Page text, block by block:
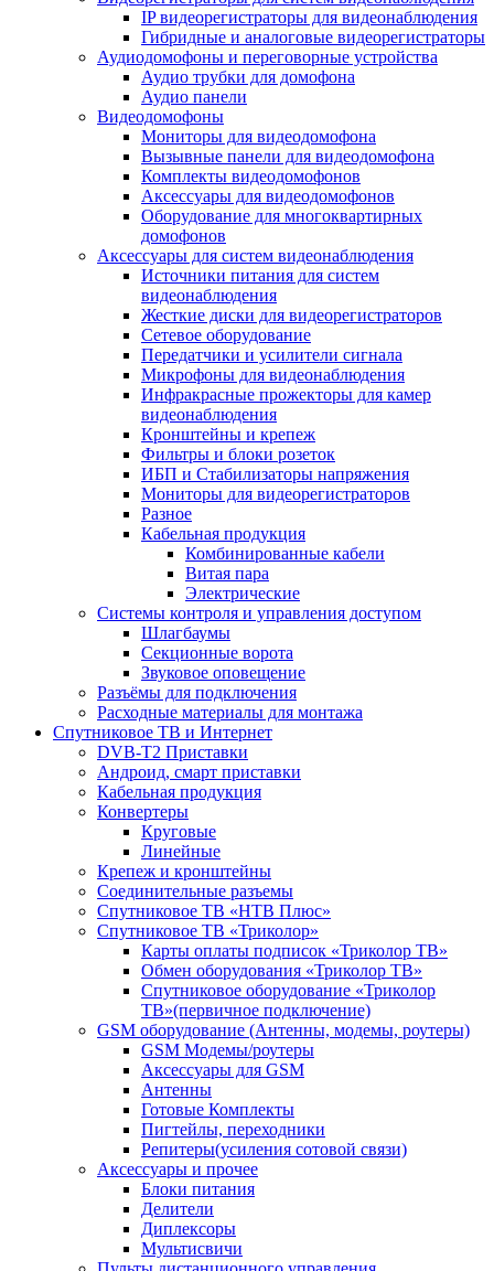
IP видеорегистраторы для видеонаблюдения
Гибридные и аналоговые видеорегистраторы
Аудиодомофоны и переговорные устройства
Аудио трубки для домофона
Аудио панели
Видеодомофоны
Мониторы для видеодомофона
Вызывные панели для видеодомофона
Комплекты видеодомофонов
Аксессуары для видеодомофонов
Оборудование для многоквартирных
домофонов
Аксессуары для систем видеонаблюдения
Источники питания для систем
видеонаблюдения
Жесткие диски для видеорегистраторов
Сетевое оборудование
Передатчики и усилители сигнала
Микрофоны для видеонаблюдения
Инфракрасные прожекторы для камер
видеонаблюдения
Кронштейны и крепеж
Фильтры и блоки розеток
ИБП и Стабилизаторы напряжения
Мониторы для видеорегистраторов
Разное
Кабельная продукция
Комбинированные кабели
Витая пара
Электрические
Системы контроля и управления доступом
Шлагбаумы
Секционные ворота
Звуковое оповещение
Разъёмы для подключения
Расходные материалы для монтажа
Спутниковое ТВ и Интернет
DVB-Т2 Приставки
Андроид, смарт приставки
Кабельная продукция
Конвертеры
Круговые
Линейные
Крепеж и кронштейны
Соединительные разъемы
Спутниковое ТВ «НТВ Плюс»
Спутниковое ТВ «Триколор»
Карты оплаты подписок «Триколор ТВ»
Обмен оборудования «Триколор ТВ»
Спутниковое оборудование «Триколор
ТВ»(первичное подключение)
GSM оборудование (Антенны, модемы, роутеры)
GSM Модемы/роутеры
Аксессуары для GSM
Антенны
Готовые Комплекты
Пигтейлы, переходники
Репитеры(усиления сотовой связи)
Аксессуары и прочее
Блоки питания
Делители
Диплексоры
Мультисвичи